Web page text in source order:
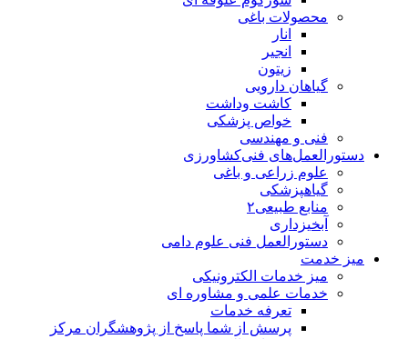
محصولات باغی
انار
انجیر
زیتون
گیاهان دارویی
کاشت وداشت
خواص پزشکی
فنی و مهندسی
دستورالعمل‌های فنی‌کشاورزی
علوم زراعی و باغی
گیاهپزشکی
منابع طبیعی۲
آبخیزداری
دستورالعمل فنی علوم دامی
میز خدمت
میز خدمات الکترونیکی
خدمات علمی و مشاوره ای
تعرفه خدمات
پرسش از شما پاسخ از پژوهشگران مرکز